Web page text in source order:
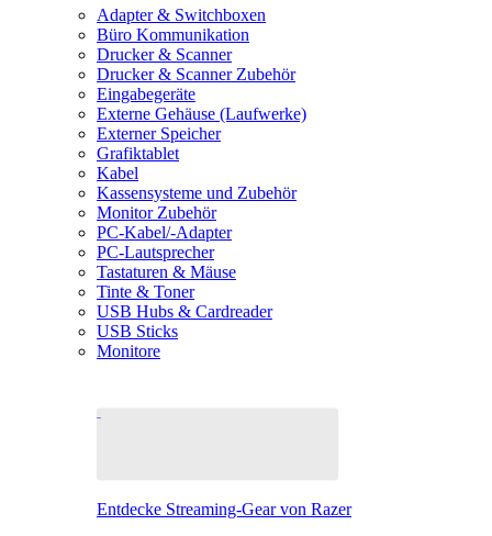
Adapter & Switchboxen
Büro Kommunikation
Drucker & Scanner
Drucker & Scanner Zubehör
Eingabegeräte
Externe Gehäuse (Laufwerke)
Externer Speicher
Grafiktablet
Kabel
Kassensysteme und Zubehör
Monitor Zubehör
PC-Kabel/-Adapter
PC-Lautsprecher
Tastaturen & Mäuse
Tinte & Toner
USB Hubs & Cardreader
USB Sticks
Monitore
Entdecke Streaming-Gear von Razer